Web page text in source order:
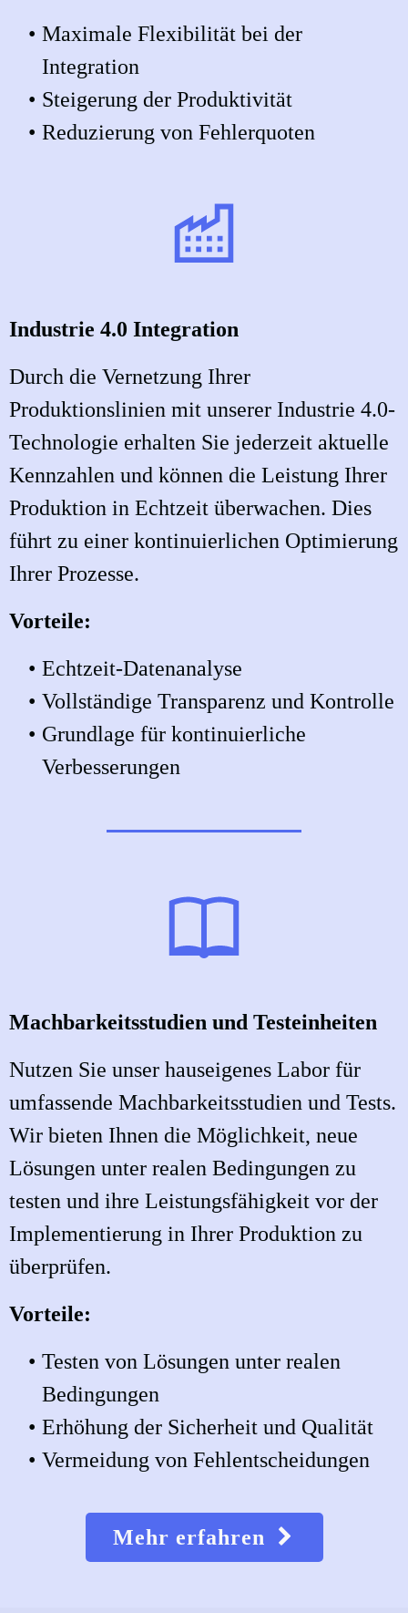
Maximale Flexibilität bei der
Integration
Steigerung der Produktivität
Reduzierung von Fehlerquoten
Industrie 4.0 Integration
Durch die Vernetzung Ihrer
Produktionslinien mit unserer Industrie 4.0-
Technologie erhalten Sie jederzeit aktuelle
Kennzahlen und können die Leistung Ihrer
Produktion in Echtzeit überwachen. Dies
führt zu einer kontinuierlichen Optimierung
Ihrer Prozesse.
Vorteile:
Echtzeit-Datenanalyse
Vollständige Transparenz und Kontrolle
Grundlage für kontinuierliche
Verbesserungen
Machbarkeitsstudien und Testeinheiten
Nutzen Sie unser hauseigenes Labor für
umfassende Machbarkeitsstudien und Tests.
Wir bieten Ihnen die Möglichkeit, neue
Lösungen unter realen Bedingungen zu
testen und ihre Leistungsfähigkeit vor der
Implementierung in Ihrer Produktion zu
überprüfen.
Vorteile:
Testen von Lösungen unter realen
Bedingungen
Erhöhung der Sicherheit und Qualität
Vermeidung von Fehlentscheidungen
Mehr erfahren